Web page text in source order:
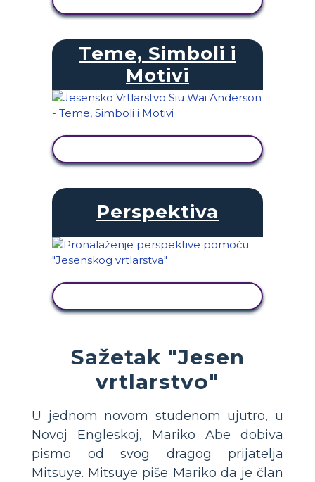
Teme, Simboli i
Motivi
Perspektiva
Sažetak "Jesen
vrtlarstvo"
U jednom novom studenom ujutro, u
Novoj Engleskoj, Mariko Abe dobiva
pismo od svog dragog prijatelja
Mitsuye. Mitsuye piše Mariko da je član